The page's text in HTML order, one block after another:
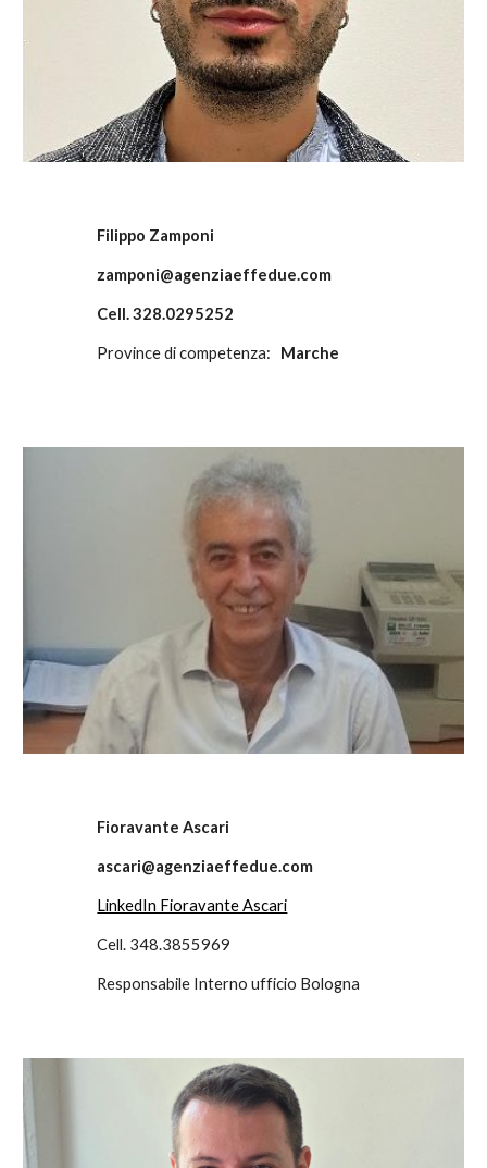
Filippo Zamponi
zamponi@agenziaeffedue.com
Cell.328.0295252
Province di competenza: Marche
Fioravante Ascari
ascari@agenziaeffedue.com
LinkedIn Fioravante Ascari
Cell. 348.3855969
Responsabile Interno ufficio Bologna